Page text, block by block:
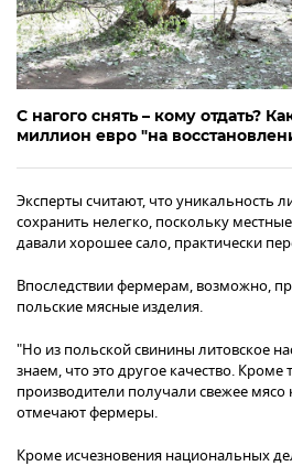
С нагого снять – кому отдать?
миллион евро "на
Эксперты считают, что уникальность
сохранить нелегко, поскольку
давали хорошее сало, практически
Впоследствии фермерам, возможно,
польские мясные изделия.
"Но из польской свинины литовское
знаем, что это другое качество.
производители получали свежее мясо
отмечают фермеры.
Кроме исчезновения национальных